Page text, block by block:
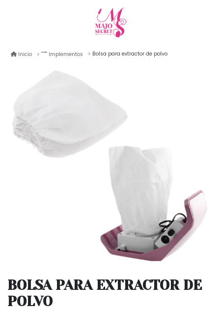
Inicio Implementos Bolsa para extractor de polvo
BOLSA PARA EXTRACTOR DE
POLVO